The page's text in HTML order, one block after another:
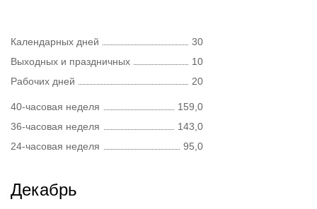
Календарных дней
30
Выходных и праздничных
10
Рабочих дней
20
40-часовая неделя
159,0
36-часовая неделя
143,0
24-часовая неделя
95,0
Декабрь